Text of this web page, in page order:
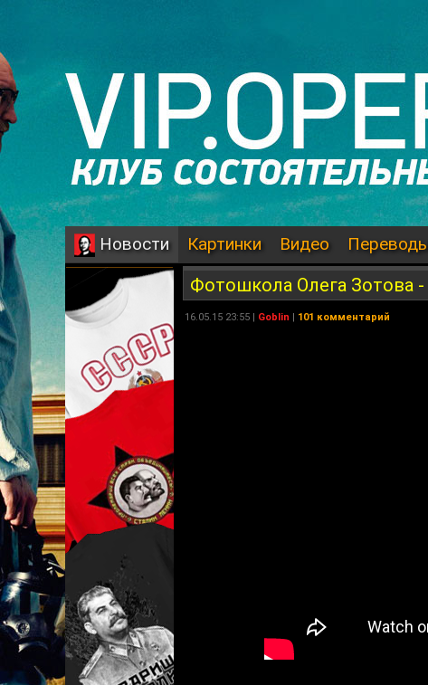
Новости Картинки Видео
Фотошкола Олега Зотова -
16.05.15 23:55 | Goblin | 101 комментарий